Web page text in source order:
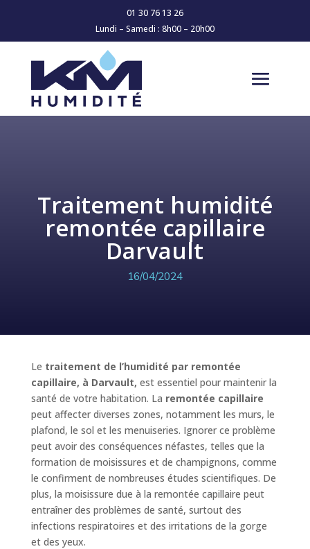
01 30 76 13 26
Lundi – Samedi : 8h00 – 20h00
Traitement humidité
remontée capillaire
Darvault
16/04/2024
Le traitement de l’humidité par remontée
capillaire, à Darvault, est essentiel pour maintenir la
santé de votre habitation. La remontée capillaire
peut affecter diverses zones, notamment les murs, le
plafond, le sol et les menuiseries. Ignorer ce problème
peut avoir des conséquences néfastes, telles que la
formation de moisissures et de champignons, comme
le confirment de nombreuses études scientifiques. De
plus, la moisissure due à la remontée capillaire peut
entraîner des problèmes de santé, surtout des
infections respiratoires et des irritations de la gorge
et des yeux.